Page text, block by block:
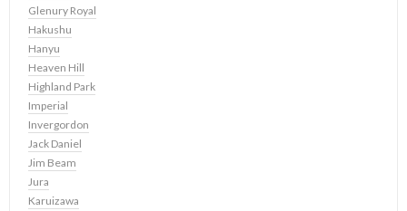
Glenury Royal
Hakushu
Hanyu
Heaven Hill
Highland Park
Imperial
Invergordon
Jack Daniel
Jim Beam
Jura
Karuizawa